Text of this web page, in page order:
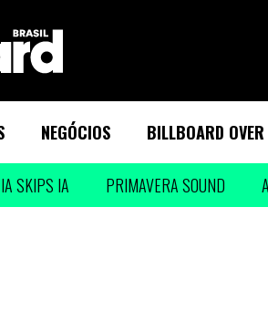
NEGÓCIOS BILLBOARD
IA SKIPS IA PRIMAVERA SOUND